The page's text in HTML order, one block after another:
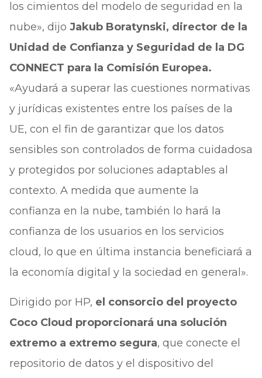
los cimientos del modelo de seguridad en la
nube», dijo Jakub Boratynski, director de la
Unidad de Confianza y Seguridad de la DG
CONNECT para la Comisión Europea.
«Ayudará a superar las cuestiones normativas
y jurídicas existentes entre los países de la
UE, con el fin de garantizar que los datos
sensibles son controlados de forma cuidadosa
y protegidos por soluciones adaptables al
contexto. A medida que aumente la
confianza en la nube, también lo hará la
confianza de los usuarios en los servicios
cloud, lo que en última instancia beneficiará a
la economía digital y la sociedad en general».
Dirigido por HP, el consorcio del proyecto
Coco Cloud proporcionará una solución
extremo a extremo segura, que conecte el
repositorio de datos y el dispositivo del